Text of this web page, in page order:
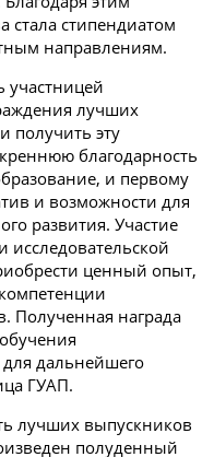
стипендиатом
направлениям.
участницей
лучших
получить эту
благодарность
и первому
и возможности для
развития. Участие
исследовательской
ценный опыт,
Полученная награда
дальнейшего
ГУАП.
лучших выпускников
полуденный